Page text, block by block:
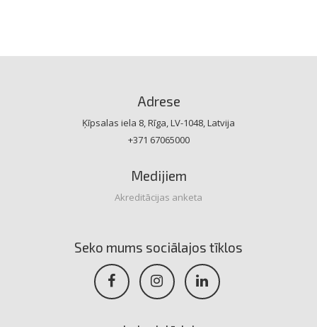
Adrese
Ķīpsalas iela 8, Rīga, LV-1048, Latvija
+371 67065000
Medijiem
Akreditācijas anketa
Seko mums sociālajos tīklos